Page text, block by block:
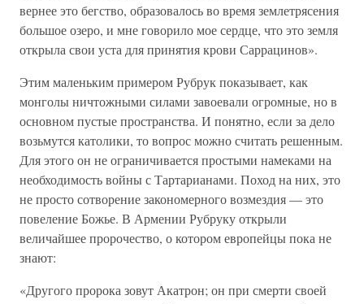
вернее это бегство, образовалось во время землетрясения
большое озеро, и мне говорило мое сердце, что это земля
открыла свои уста для принятия крови Саррацинов».
Этим маленьким примером Рубрук показывает, как
монголы ничтожными силами завоевали огромные, но в
основном пустые пространства. И понятно, если за дело
возьмутся католики, то вопрос можно считать решенным.
Для этого он не ограничивается простыми намеками на
необходимость войны с Тартарианами. Поход на них, это
не просто сотворение закономерного возмездия — это
повеление Божье. В Армении Рубруку открыли
величайшее пророчество, о котором европейцы пока не
знают:
«Другого пророка зовут Акатрон; он при смерти своей